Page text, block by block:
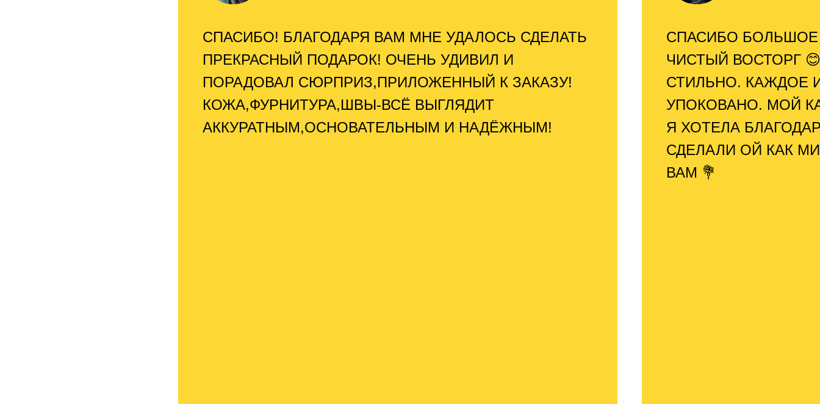
СПАСИБО! БЛАГОДАРЯ ВАМ МНЕ УДАЛОСЬ СДЕЛАТЬ
ПРЕКРАСНЫЙ ПОДАРОК! ОЧЕНЬ УДИВИЛ И
ПОРАДОВАЛ СЮРПРИЗ,ПРИЛОЖЕННЫЙ К ЗАКАЗУ!
КОЖА,ФУРНИТУРА,ШВЫ-ВСЁ ВЫГЛЯДИТ
АККУРАТНЫМ,ОСНОВАТЕЛЬНЫМ И НАДЁЖНЫМ!
СПАСИБО БОЛЬШОЕ
ЧИСТЫЙ ВОСТОРГ
СТИЛЬНО. КАЖДОЕ
УПОКОВАНО. МОЙ
Я ХОТЕЛА
СДЕЛАЛИ ОЙ КАК
ВАМ 💐